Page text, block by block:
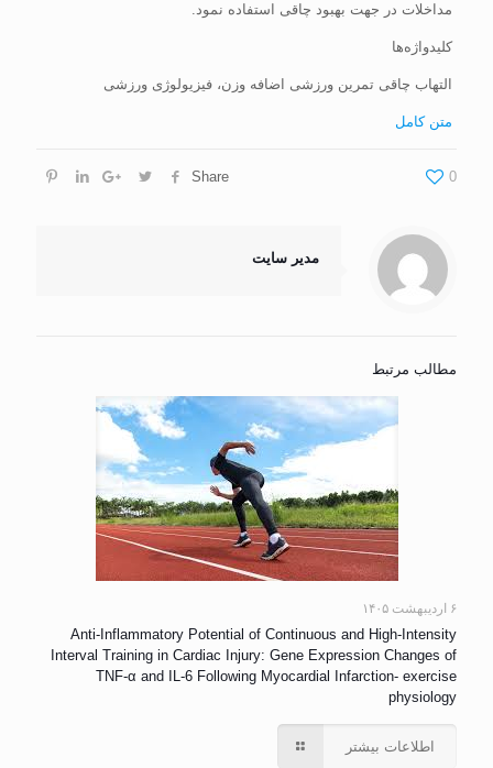
مداخلات در جهت بهبود چاقی استفاده نمود.
کلیدواژه‌ها
التهاب چاقی تمرین ورزشی اضافه وزن، فیزیولوژی ورزشی
متن کامل
Share 0
مدیر سایت
مطالب مرتبط
۶ اردیبهشت ۱۴۰۵
Anti-Inflammatory Potential of Continuous and High-Intensity
Interval Training in Cardiac Injury: Gene Expression Changes of
TNF-α and IL-6 Following Myocardial Infarction- exercise
physiology
اطلاعات بیشتر